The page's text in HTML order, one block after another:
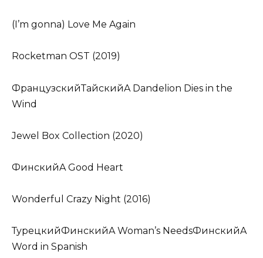
(I’m gonna) Love Me Again
Rocketman OST (2019)
ФранцузскийТайскийA Dandelion Dies in the
Wind
Jewel Box Collection (2020)
ФинскийA Good Heart
Wonderful Crazy Night (2016)
ТурецкийФинскийA Woman’s NeedsФинскийA
Word in Spanish